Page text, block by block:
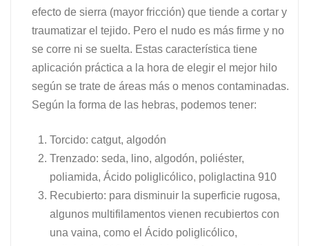
efecto de sierra (mayor fricción) que tiende a cortar y
traumatizar el tejido. Pero el nudo es más firme y no
se corre ni se suelta. Estas característica tiene
aplicación práctica a la hora de elegir el mejor hilo
según se trate de áreas más o menos contaminadas.
Según la forma de las hebras, podemos tener:
Torcido: catgut, algodón
Trenzado: seda, lino, algodón, poliéster,
poliamida, Ácido poliglicólico, poliglactina 910
Recubierto: para disminuir la superficie rugosa,
algunos multifilamentos vienen recubiertos con
una vaina, como el Ácido poliglicólico,